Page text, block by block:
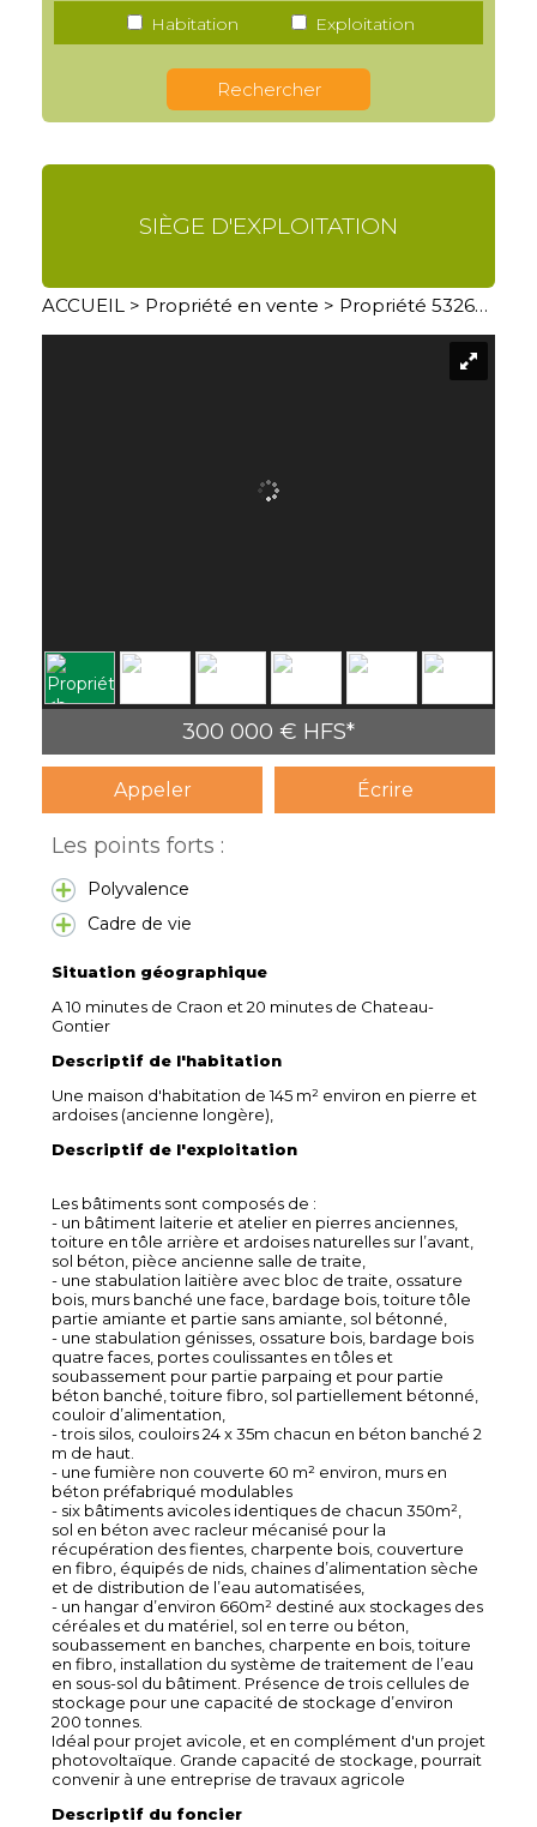
Habitation Exploitation
SIÈGE D'EXPLOITATION
ACCUEIL > Propriété en vente > Propriété 5326GCO03
300 000 € HFS*
Appeler Écrire
Les points forts :
Polyvalence
Cadre de vie
Situation géographique
A 10 minutes de Craon et 20 minutes de Chateau-
Gontier
Descriptif de l'habitation
Une maison d'habitation de 145 m² environ en pierre et
ardoises (ancienne longère),
Descriptif de l'exploitation
Les bâtiments sont composés de :
- un bâtiment laiterie et atelier en pierres anciennes,
toiture en tôle arrière et ardoises naturelles sur l’avant,
sol béton, pièce ancienne salle de traite,
- une stabulation laitière avec bloc de traite, ossature
bois, murs banché une face, bardage bois, toiture tôle
partie amiante et partie sans amiante, sol bétonné,
- une stabulation génisses, ossature bois, bardage bois
quatre faces, portes coulissantes en tôles et
soubassement pour partie parpaing et pour partie
béton banché, toiture fibro, sol partiellement bétonné,
couloir d’alimentation,
- trois silos, couloirs 24 x 35m chacun en béton banché 2
m de haut.
- une fumière non couverte 60 m² environ, murs en
béton préfabriqué modulables
- six bâtiments avicoles identiques de chacun 350m²,
sol en béton avec racleur mécanisé pour la
récupération des fientes, charpente bois, couverture
en fibro, équipés de nids, chaines d’alimentation sèche
et de distribution de l’eau automatisées,
- un hangar d’environ 660m² destiné aux stockages des
céréales et du matériel, sol en terre ou béton,
soubassement en banches, charpente en bois, toiture
en fibro, installation du système de traitement de l’eau
en sous-sol du bâtiment. Présence de trois cellules de
stockage pour une capacité de stockage d’environ
200 tonnes.
Idéal pour projet avicole, et en complément d'un projet
photovoltaïque. Grande capacité de stockage, pourrait
convenir à une entreprise de travaux agricole
Descriptif du foncier